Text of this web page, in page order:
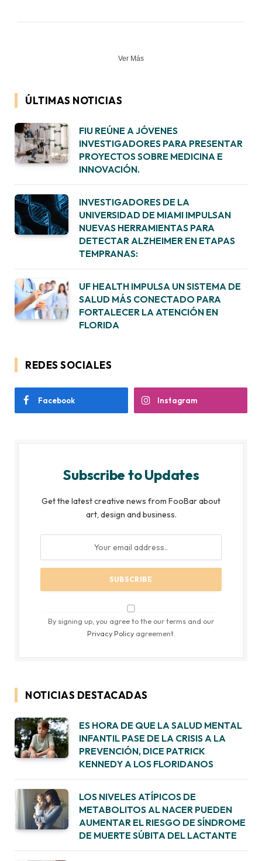
Ver Más
ÚLTIMAS NOTICIAS
FIU REÚNE A JÓVENES
INVESTIGADORES PARA PRESENTAR
PROYECTOS SOBRE MEDICINA E
INNOVACIÓN.
INVESTIGADORES DE LA
UNIVERSIDAD DE MIAMI IMPULSAN
NUEVAS HERRAMIENTAS PARA
DETECTAR ALZHEIMER EN ETAPAS
TEMPRANAS:
UF HEALTH IMPULSA UN SISTEMA DE
SALUD MÁS CONECTADO PARA
FORTALECER LA ATENCIÓN EN
FLORIDA
REDES SOCIALES
Facebook Instagram
Subscribe to Updates
Get the latest creative news from FooBar about
art, design and business.
By signing up, you agree to the our terms and our
Privacy Policyagreement.
NOTICIAS DESTACADAS
ES HORA DE QUE LA SALUD MENTAL
INFANTIL PASE DE LA CRISIS A LA
PREVENCIÓN, DICE PATRICK
KENNEDY A LOS FLORIDANOS
LOS NIVELES ATÍPICOS DE
METABOLITOS AL NACER PUEDEN
AUMENTAR EL RIESGO DE SÍNDROME
DE MUERTE SÚBITA DEL LACTANTE